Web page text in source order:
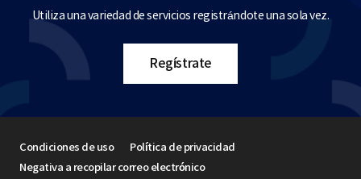
Utiliza una variedad de servicios registrándote una sola vez.
Regístrate
Condiciones de uso
Política de privacidad
Negativa a recopilar correo electrónico